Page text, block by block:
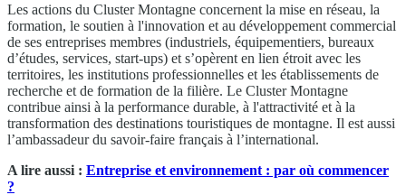
Les actions du Cluster Montagne concernent la mise en réseau, la
formation, le soutien à l'innovation et au développement commercial
de ses entreprises membres (industriels, équipementiers, bureaux
d’études, services, start-ups) et s’opèrent en lien étroit avec les
territoires, les institutions professionnelles et les établissements de
recherche et de formation de la filière. Le Cluster Montagne
contribue ainsi à la performance durable, à l'attractivité et à la
transformation des destinations touristiques de montagne. Il est aussi
l’ambassadeur du savoir-faire français à l’international.
A lire aussi : Entreprise et environnement : par où commencer
?